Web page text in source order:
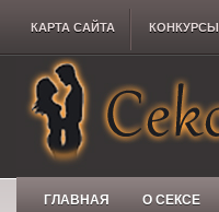
КАРТА САЙТА КОНКУРCЫ
ГЛАВНАЯ О СЕКСЕ